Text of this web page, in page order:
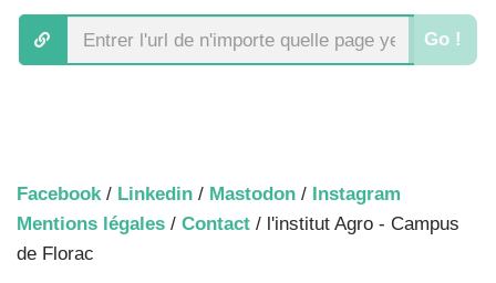
Go !
Facebook/ Linkedin / Mastodon / Instagram
Mentions légales / Contact / l'institut Agro - Campus
de Florac